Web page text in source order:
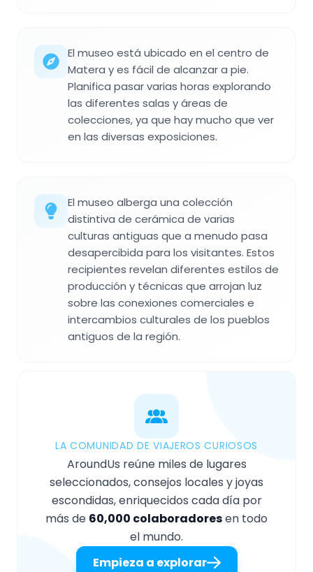
El museo está ubicado en el centro de
Matera y es fácil de alcanzar a pie.
Planifica pasar varias horas explorando
las diferentes salas y áreas de
colecciones, ya que hay mucho que ver
en las diversas exposiciones.
El museo alberga una colección
distintiva de cerámica de varias
culturas antiguas que a menudo pasa
desapercibida para los visitantes. Estos
recipientes revelan diferentes estilos de
producción y técnicas que arrojan luz
sobre las conexiones comerciales e
intercambios culturales de los pueblos
antiguos de la región.
LA COMUNIDAD DE VIAJEROS CURIOSOS
AroundUs reúne miles de lugares
seleccionados, consejos locales y joyas
escondidas, enriquecidos cada día por
más de 60,000 colaboradoresen todo
el mundo.
Empieza a explorar